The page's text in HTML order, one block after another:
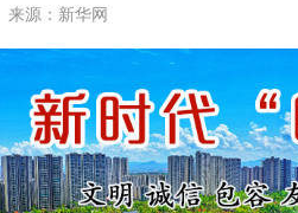
来源：新华网